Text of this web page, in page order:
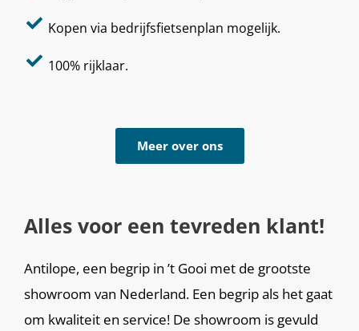
Kopen via bedrijfsfietsenplan mogelijk.
100% rijklaar.
Meer over ons
Alles voor een tevreden klant!
Antilope, een begrip in ’t Gooi met de grootste
showroom van Nederland. Een begrip als het gaat
om kwaliteit en service! De showroom is gevuld